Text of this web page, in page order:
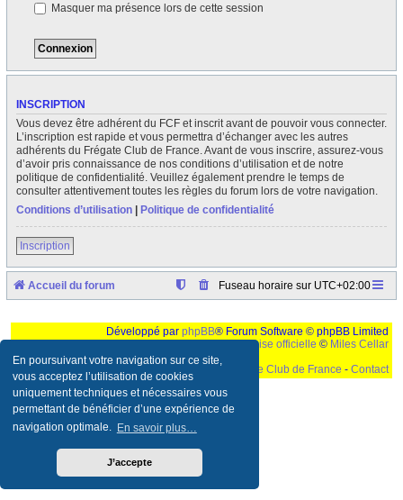
En poursuivant votre navigation sur ce site,
vous acceptez l’utilisation de cookies
uniquement techniques et nécessaires vous
permettant de bénéficier d’une expérience de
navigation optimale. En savoir plus…
J’accepte
Masquer ma présence lors de cette session
INSCRIPTION
Vous devez être adhérent du FCF et inscrit avant de pouvoir vous connecter.
L’inscription est rapide et vous permettra d’échanger avec les autres
adhérents du Frégate Club de France. Avant de vous inscrire, assurez-vous
d’avoir pris connaissance de nos conditions d’utilisation et de notre
politique de confidentialité. Veuillez également prendre le temps de
consulter attentivement toutes les règles du forum lors de votre navigation.
Conditions d’utilisation
Politique de confidentialité
Inscription
Accueil du forum Fuseau horaire sur UTC+02:00
Développé par phpBB® Forum Software © phpBB Limited
Traduction française officielle © Miles Cellar
Le Frégate Club de France - Contact
Ceci est un texte de remplissage qui n'a pour but que forcer l'elargissement de la div page...
Ben oui, quand on veut pas d'un "site optimise pour une resolution de 1024x768 et
parametres d'affichage pas defaut de votre navigateur" faut bien trouver des paliatifs !